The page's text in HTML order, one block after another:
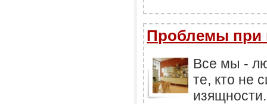
Проблемы при
Все мы -
те, кто не